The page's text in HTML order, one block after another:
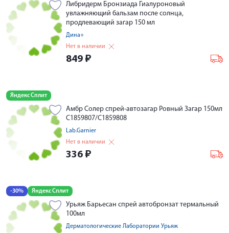
Либридерм Бронзиада Гиалуроновый
увлажняющий бальзам после солнца,
продлевающий загар 150 мл
Дина+
Нет в наличии
849 ₽
Яндекс Сплит
Амбр Солер спрей-автозагар Ровный Загар 150мл
С1859807/С1859808
Lab.Garnier
Нет в наличии
336 ₽
-30% Яндекс Сплит
Урьяж Барьесан спрей автобронзат термальный
100мл
Дерматологические Лаборатории Урьяж